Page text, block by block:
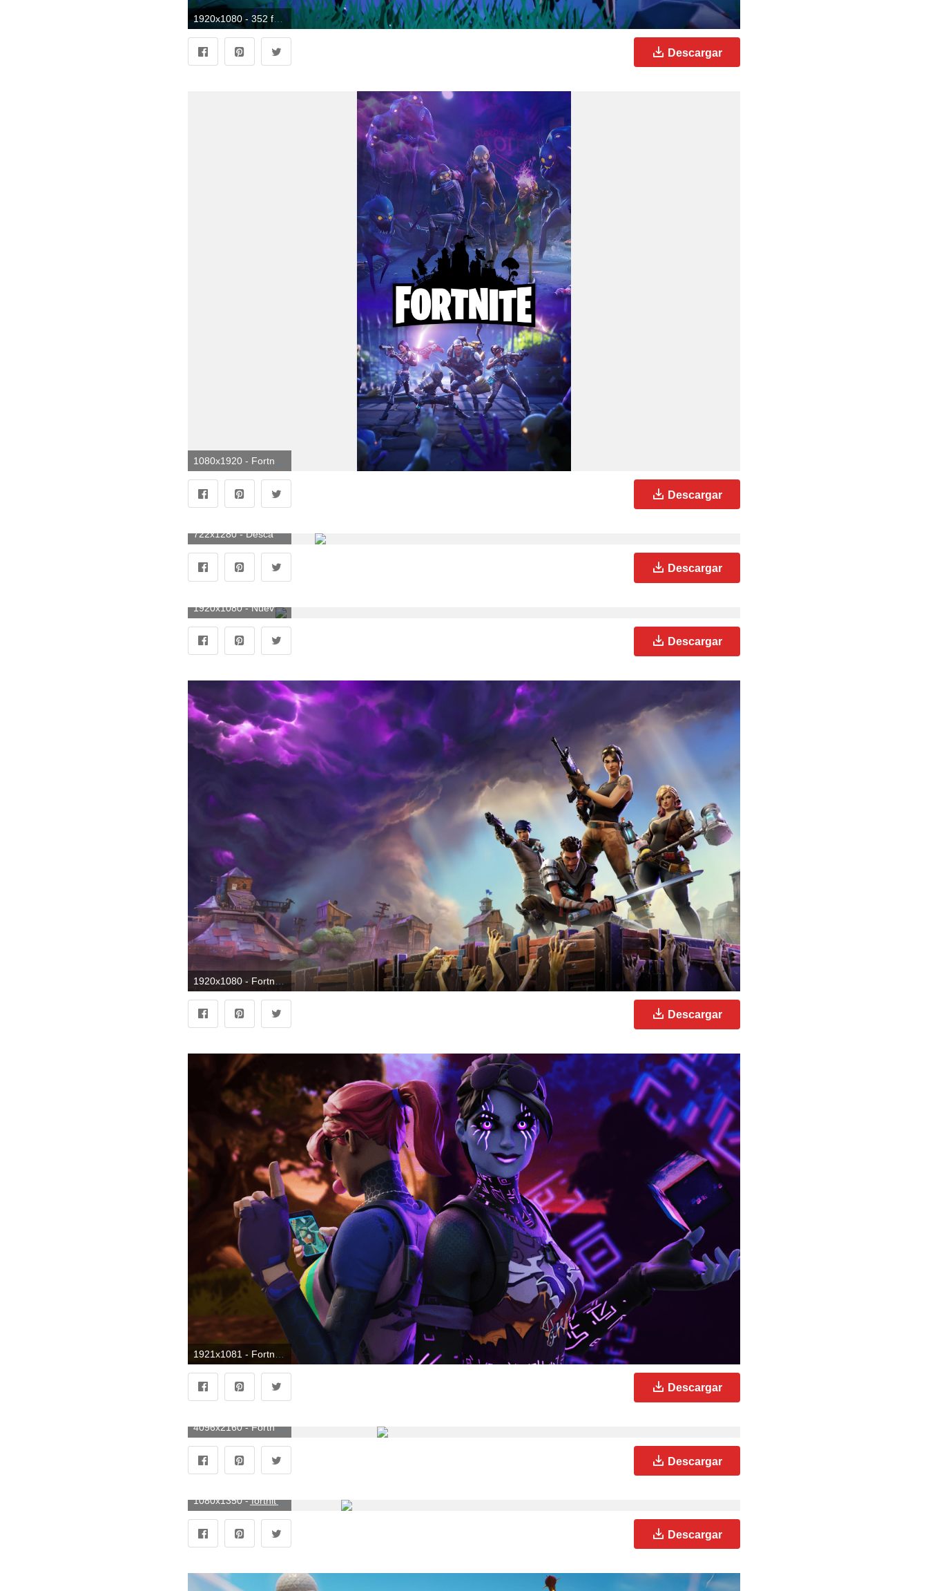
Descargar
1080x1920 - Fortnite Battle Royale - 4k fondos de pantalla para Android y iPhone. Fondo para móvil de Fortnite.
Descargar
722x1280 - Descargar Rift fortnite Wallpaper por JoanVerhulst - 9e - Gratis en. Fondo de pantalla de Fortnite.
Descargar
1920x1080 - Nuevos fondos de pantalla Fortnite 4K Descargar 61 imágenes HD de Battle Royale. Imágen HD 1080p de Fortnite.
Descargar
Descargar
Descargar
4096x2160 - Fortnite: Battle Royale 4K Wallpapers. Fondo de pantalla 4K Ultra HD de Fortnite.
Descargar
1080x1350 - f̲̅o̲̅r̲̅t̲̅n̲̅i̲̅t̲̅e̲̅ | منوع en 2019 | Juegos, juegos épicos fortnite. Fondo para móvil de Fortnite.
Descargar